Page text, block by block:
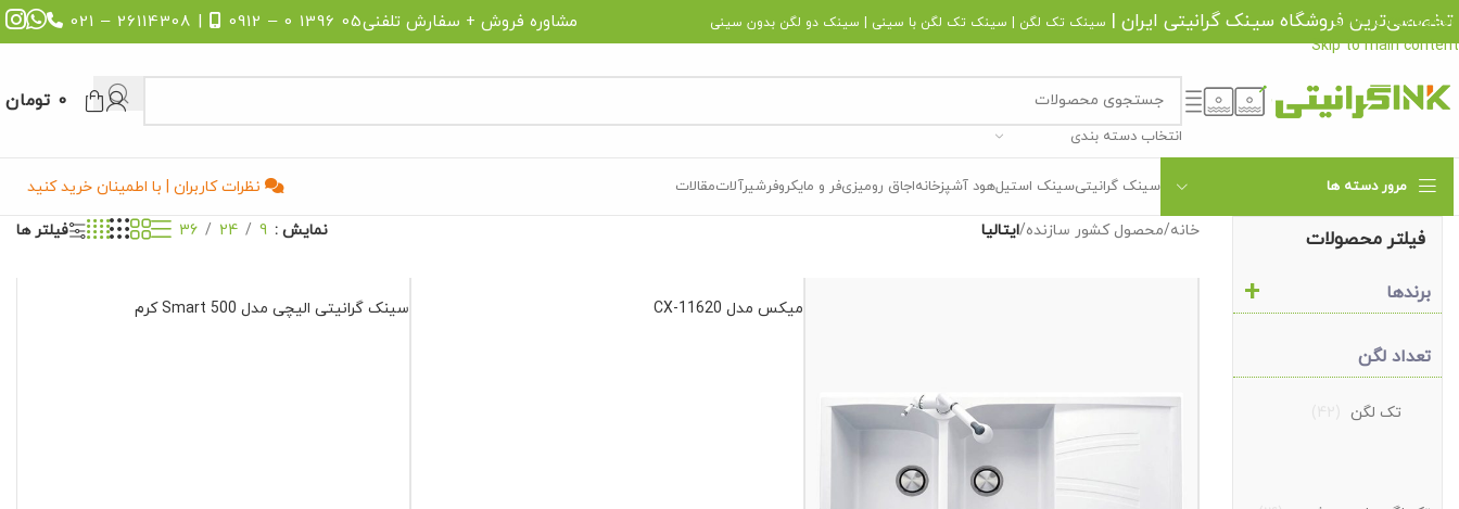
Skip to navigation
Skip to main content
تخصصی‌ترین فروشگاه سینک گرانیتی ایران | سینک تک لگن سینک تک لگن با سینی سینک دو لگن بدون سینی مشاوره فروش + سفارش تلفنی05 1396 0 – 0912
| 26114308 – 021
انتخاب دسته بندی
0 تومان
مرور دسته ها سینک گرانیتیسینک استیلهود آشپزخانهاجاق رومیزیفر و مایکروفرشیرآلاتمقالات نظرات کاربران | با اطمینان خرید کنید
فیلتر محصولات
برندها +
تعداد لگن
تک لگن
خانه/محصول کشور سازنده/ایتالیا نمایش 9
24
36 فیلتر ها
میکس مدل CX-11620 سینک گرانیتی الیچی مدل 500 Smart کرم